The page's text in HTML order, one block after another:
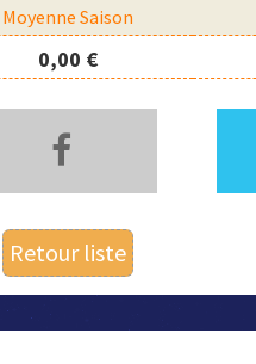
Moyenne Saison
0,00 €
Retour liste